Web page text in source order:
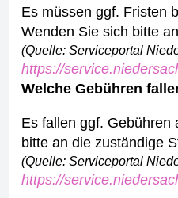
Es müssen ggf. Fristen
Wenden Sie sich bitte
(Quelle: Serviceportal
https://
Welche Gebühren
Es fallen ggf. Gebühren
bitte an die zuständige
(Quelle: Serviceportal
https://